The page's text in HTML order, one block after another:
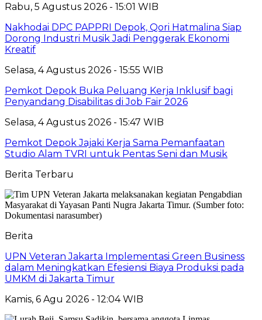
Rabu, 5 Agustus 2026 - 15:01 WIB
Nakhodai DPC PAPPRI Depok, Qori Hatmalina Siap
Dorong Industri Musik Jadi Penggerak Ekonomi
Kreatif
Selasa, 4 Agustus 2026 - 15:55 WIB
Pemkot Depok Buka Peluang Kerja Inklusif bagi
Penyandang Disabilitas di Job Fair 2026
Selasa, 4 Agustus 2026 - 15:47 WIB
Pemkot Depok Jajaki Kerja Sama Pemanfaatan
Studio Alam TVRI untuk Pentas Seni dan Musik
Berita Terbaru
Berita
UPN Veteran Jakarta Implementasi Green Business
dalam Meningkatkan Efesiensi Biaya Produksi pada
UMKM di Jakarta Timur
Kamis, 6 Agu 2026 - 12:04 WIB